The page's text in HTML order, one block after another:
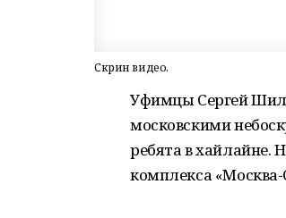
Скрин видео.
Уфимцы Сергей
московскими
ребята в хайлайне.
комплекса «Москва-